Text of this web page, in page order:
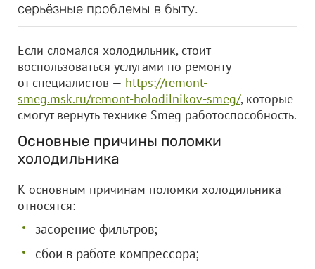
серьёзные проблемы в быту.
Если сломался холодильник, стоит
воспользоваться услугами по ремонту
от специалистов — https://remont-
smeg.msk.ru/remont-holodilnikov-smeg/, которые
смогут вернуть технике Smeg работоспособность.
Основные причины поломки
холодильника
К основным причинам поломки холодильника
относятся:
засорение фильтров;
сбои в работе компрессора;